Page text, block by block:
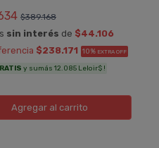
$389.168
sin interés de $44.106
$238.171 10% EXTRA OFF
y sumás 12.085 Leloir$ !
Agregaral carrito